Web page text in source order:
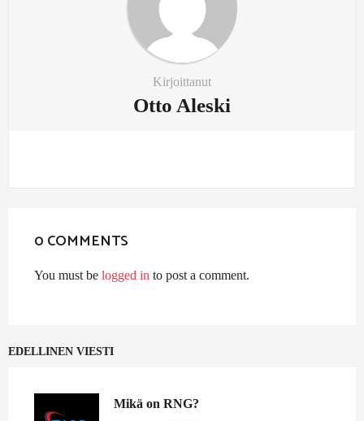
Kirjoittanut
Otto Aleski
0 COMMENTS
You must be logged in to post a comment.
EDELLINEN VIESTI
Mikä on RNG?